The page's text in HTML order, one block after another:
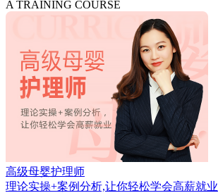
A TRAINING COURSE
高级母婴护理师
理论实操+案例分析,让你轻松学会高薪就业